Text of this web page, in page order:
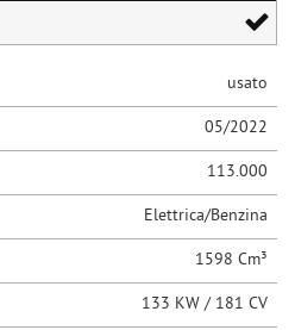
usato
05/2022
113.000
Elettrica/Benzina
1598 Cm³
133 KW / 181 CV